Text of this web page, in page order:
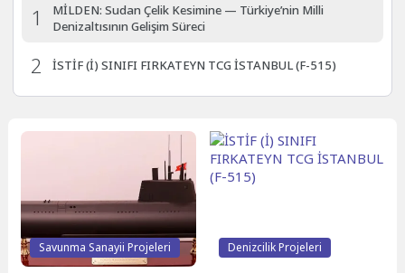
1
MİLDEN: Sudan Çelik Kesimine — Türkiye’nin Milli
Denizaltısının Gelişim Süreci
2 İSTİF (İ) SINIFI FIRKATEYN TCG İSTANBUL (F-515)
Savunma Sanayii Projeleri Denizcilik Projeleri